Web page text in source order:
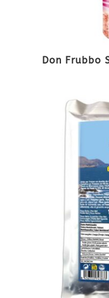
Don Frubbo